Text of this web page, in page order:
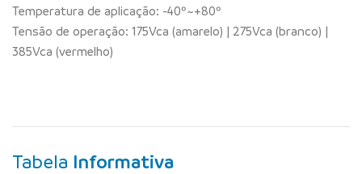
Temperatura de aplicação: -40º~+80º
Tensão de operação: 175Vca (amarelo) | 275Vca (branco) |
385Vca (vermelho)
Tabela Informativa